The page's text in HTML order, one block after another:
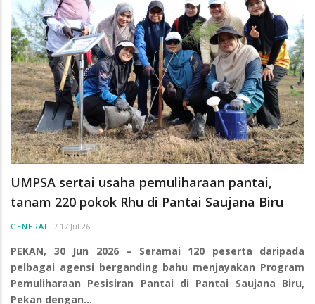
UMPSA sertai usaha pemuliharaan pantai,
tanam 220 pokok Rhu di Pantai Saujana Biru
GENERAL / 17 Jul 26
PEKAN, 30 Jun 2026 – Seramai 120 peserta daripada
pelbagai agensi berganding bahu menjayakan Program
Pemuliharaan Pesisiran Pantai di Pantai Saujana Biru,
Pekan dengan…